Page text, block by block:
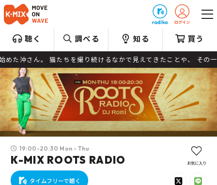
聴く 調べる 知る 買う
。 猫たちを撮り続けるなかで見えてきたことや、 その一瞬に込
19:00-20:30 Mon - Thu
K-MIX ROOTS RADIO
タイムフリーで聴く
お気に入り